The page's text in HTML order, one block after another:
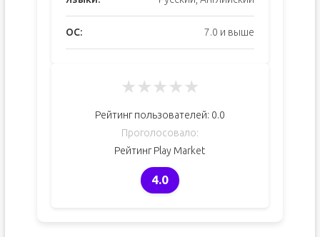
ОС: 7.0 и выше
★★★★★
Рейтинг пользователей: 0.0
Проголосовало:
Рейтинг Play Market
4.0